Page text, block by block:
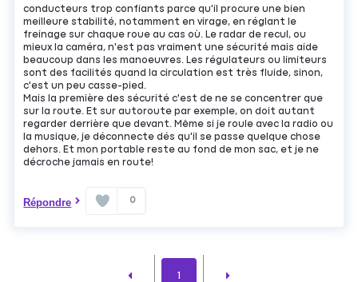
conducteurs trop confiants parce qu'il procure une bien
meilleure stabilité, notamment en virage, en réglant le
freinage sur chaque roue au cas où. Le radar de recul, ou
mieux la caméra, n'est pas vraiment une sécurité mais aide
beaucoup dans les manoeuvres. Les régulateurs ou limiteurs
sont des facilités quand la circulation est très fluide, sinon,
c'est un peu casse-pied.
Mais la première des sécurité c'est de ne se concentrer que
sur la route. Et sur autoroute par exemple, on doit autant
regarder derrière que devant. Même si je roule avec la radio ou
la musique, je déconnecte dés qu'il se passe quelque chose
dehors. Et mon portable reste au fond de mon sac, et je ne
décroche jamais en route!
Répondre 0
1